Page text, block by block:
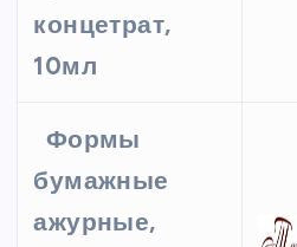
концетрат,
10мл
Формы
бумажные
ажурные,